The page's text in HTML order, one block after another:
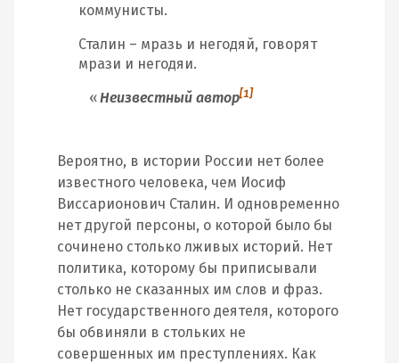
коммунисты.
Сталин – мразь и негодяй, говорят
мрази и негодяи.
Неизвестный автор[1]
Вероятно, в истории России нет более
известного человека, чем Иосиф
Виссарионович Сталин. И одновременно
нет другой персоны, о которой было бы
сочинено столько лживых историй. Нет
политика, которому бы приписывали
столько не сказанных им слов и фраз.
Нет государственного деятеля, которого
бы обвиняли в стольких не
совершенных им преступлениях. Как